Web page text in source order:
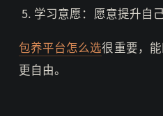
学习意愿：愿意提升自
包养平台怎么选很重要，
更自由。